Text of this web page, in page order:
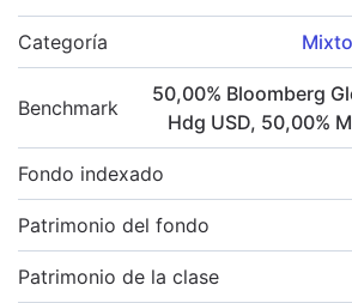
Categoría
Benchmark
50,00% Bloomberg
Hdg USD, 50,00%
Fondo indexado
Patrimonio del fondo
Patrimonio de la clase